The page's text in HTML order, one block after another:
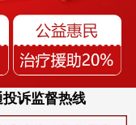
诉监督热线